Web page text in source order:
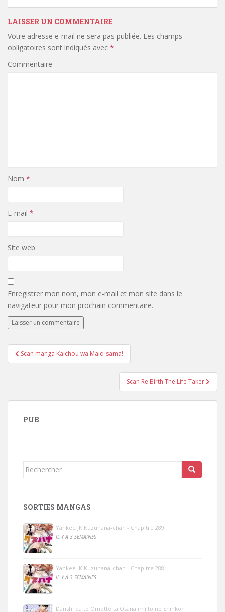
LAISSER UN COMMENTAIRE
Votre adresse e-mail ne sera pas publiée. Les champs
obligatoires sont indiqués avec *
Commentaire
Nom *
E-mail *
Site web
Enregistrer mon nom, mon e-mail et mon site dans le
navigateur pour mon prochain commentaire.
Navigation
de
Scan manga Kaichou wa Maid-sama!
Scan Re:Birth The Life Taker
PUB
Rechercher...
SORTIES MANGAS
Yankee JK Kuzuhana-chan - Chapitre 289
IL Y A 3 SEMAINES
Yankee JK Kuzuhana-chan - Chapitre 288
IL Y A 3 SEMAINES
Danshi da to Omotteita Osanajimi to no Shinkon